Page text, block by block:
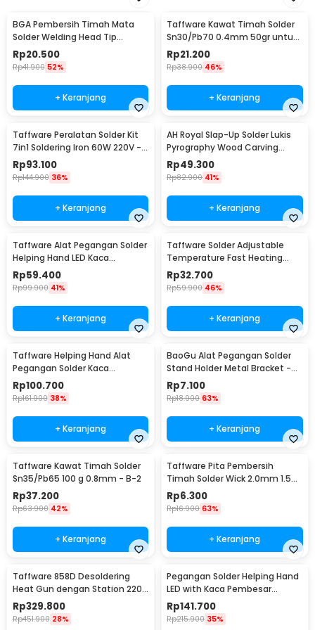
BGA Pembersih Timah Mata
Solder Welding Head Tip
Cleaning
Rp20.500
Rp41.900 52%
+ Keranjang
Taffware Kawat Timah Solder
Sn30/Pb70 0.4mm 50gr untuk
PCB Elektronik 0.4mm
Rp21.200
Rp38.900 46%
+ Keranjang
Taffware Peralatan Solder Kit
7in1 Soldering Iron 60W 220V -
CS-31 E
Rp93.100
Rp144.900 36%
+ Keranjang
AH Royal Slap-Up Solder Lukis
Pyrography Wood Carving
Soldering Iron - PAC904
Rp49.300
Rp82.900 41%
+ Keranjang
Taffware Alat Pegangan Solder
Helping Hand LED Kaca
Pembesar 3.5X - TE-801
Rp59.400
Rp99.900 41%
+ Keranjang
Taffware Solder Adjustable
Temperature Fast Heating
60W with 5 Tips - CS-31 A
Rp32.700
Rp59.900 46%
+ Keranjang
Taffware Helping Hand Alat
Pegangan Solder Kaca
Pembesar LED - MG16129-C
Rp100.700
Rp161.900 38%
+ Keranjang
BaoGu Alat Pegangan Solder
Stand Holder Metal Bracket -
DBL-X10
Rp7.100
Rp18.900 63%
+ Keranjang
Taffware Kawat Timah Solder
Sn35/Pb65 100 g 0.8mm - B-2
Rp37.200
Rp63.900 42%
+ Keranjang
Taffware Pita Pembersih
Timah Solder Wick 2.0mm 1.5M
- CP-2015
Rp6.300
Rp16.900 63%
+ Keranjang
Taffware 858D Desoldering
Heat Gun dengan Station 220V
750W
Rp329.800
Rp451.900 28%
Pegangan Solder Helping Hand
LED with Kaca Pembesar
Magnifier 3X/4.5X - TH-7023
Rp141.700
Rp215.900 35%